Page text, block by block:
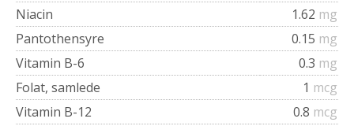
Niacin
1.62 mg
Pantothensyre
0.15 mg
Vitamin B-6
0.3 mg
Folat, samlede
1 mcg
Vitamin B-12
0.8 mcg